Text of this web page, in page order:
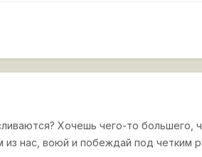
Хочешь чего-то большего,
из нас, воюй и побеждай под четким